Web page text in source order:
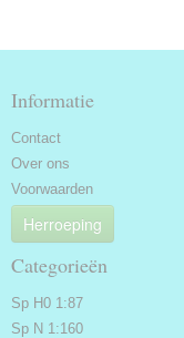
Informatie
Contact
Over ons
Voorwaarden
Herroeping
Categorieën
Sp H0 1:87
Sp N 1:160